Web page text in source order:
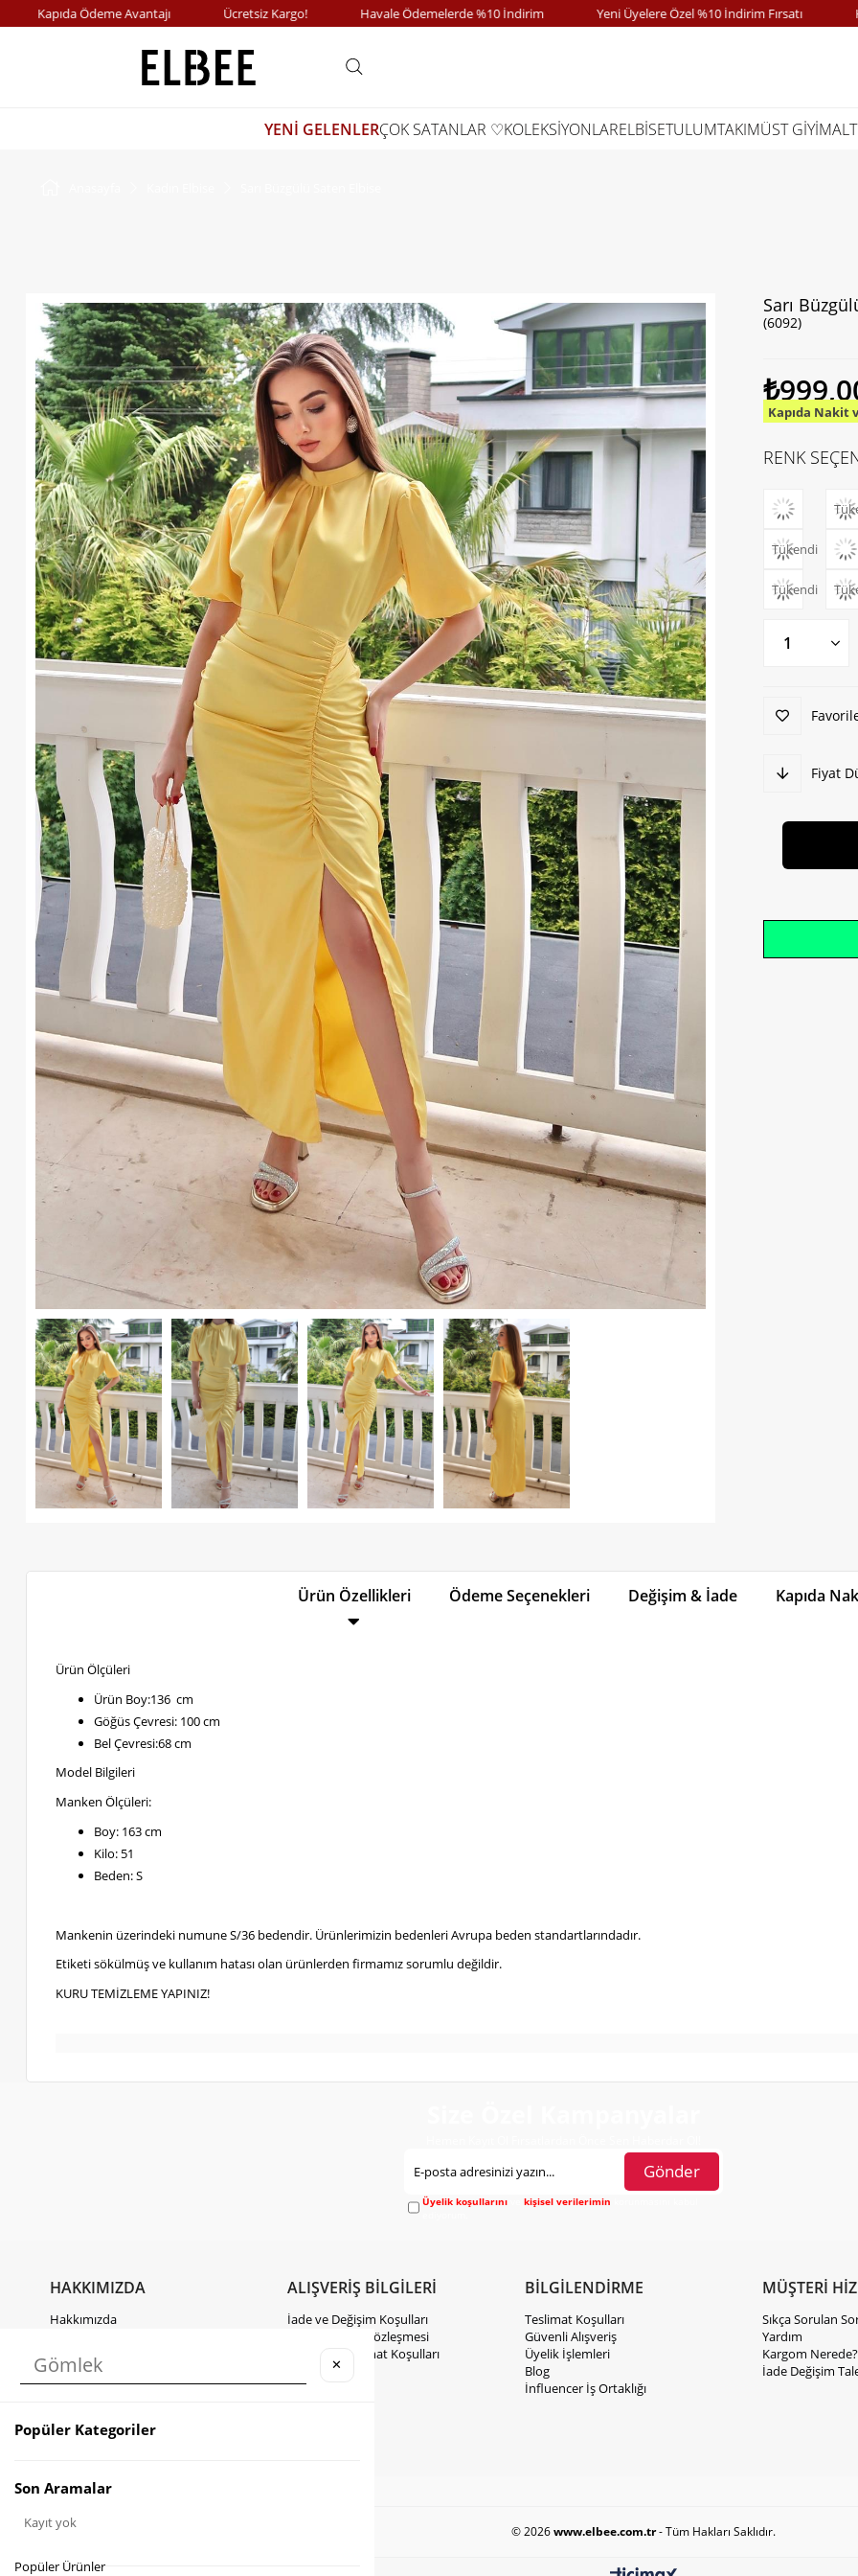
Kapıda Ödeme Avantajı Ücretsiz Kargo! Havale Ödemelerde %10 İndirim Yeni Üyelere Özel %10 İndirim Fırsatı
YENİ GELENLERÇOK SATANLAR ♡KOLEKSİYONLARELBİSETULUMTAKIMÜST GİYİM
Sarı
(6092)
Kapıda Nakit
RENK
Tükendi
Tükendi
Fiyat
Ürün Özellikleri Ödeme Seçenekleri Değişim & İade Kapıda
Ürün Ölçüleri
Ürün Boy:136 cm
Göğüs Çevresi: 100 cm
Bel Çevresi:68 cm
Model Bilgileri
Manken Ölçüleri:
Boy: 163 cm
Kilo: 51
Beden: S
Mankenin üzerindeki numune S/36 bedendir. Ürünlerimizin bedenleri Avrupa beden standartlarındadır.
Etiketi sökülmüş ve kullanım hatası olan ürünlerden firmamız sorumlu değildir.
KURU TEMİZLEME YAPINIZ!
Gönder
Üyelik koşullarını vekişisel verilerimin
HAKKIMIZDA
Hakkımızda
KVKK Hakkında Bilgilendirme
İletişim
Instagram
ALIŞVERİŞ BİLGİLERİ
İade ve Değişim Koşulları
Mesafeli Satış Sözleşmesi
Kargo ve Teslimat Koşulları
BİLGİLENDİRME
Teslimat Koşulları
Güvenli Alışveriş
Üyelik İşlemleri
Blog
İnfluencer İş Ortaklığı
MÜŞTERİ
Sıkça Sorulan
Yardım
Kargom Nerede?
İade Değişim
© 2026www.elbee.com.tr- Tüm Hakları Saklıdır.
✕
Popüler Kategoriler
Son Aramalar
Kayıt yok
Popüler Ürünler